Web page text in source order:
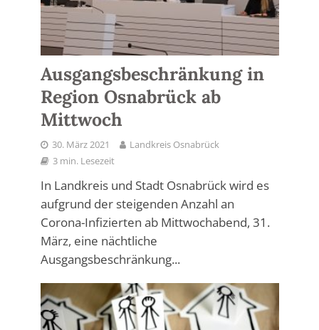
Ausgangsbeschränkung in
Region Osnabrück ab
Mittwoch
30. März 2021
Landkreis Osnabrück
3 min. Lesezeit
In Landkreis und Stadt Osnabrück wird es
aufgrund der steigenden Anzahl an
Corona-Infizierten ab Mittwochabend, 31.
März, eine nächtliche
Ausgangsbeschränkung...